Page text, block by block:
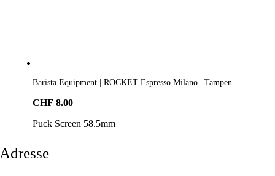
Barista Equipment | ROCKET Espresso Milano | Tampen
CHF 8.00
Puck Screen 58.5mm
Adresse